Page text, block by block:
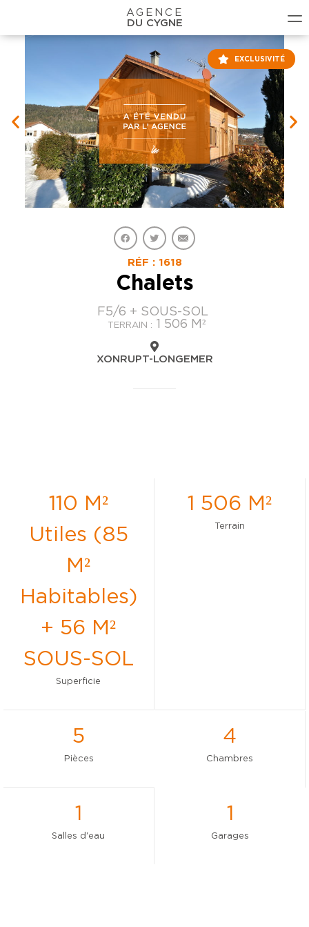
AGENCE
DU CYGNE
EXCLUSIVITÉ
RÉF : 1618
Chalets
F5/6 + SOUS-SOL
TERRAIN : 1 506 M²
XONRUPT-LONGEMER
110 M²
Utiles (85
M²
Habitables)
+ 56 M²
SOUS-SOL
Superficie
1 506 M²
Terrain
5
Pièces
4
Chambres
1
Salles d'eau
1
Garages